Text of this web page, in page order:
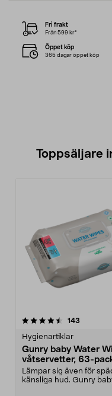
Fri frakt
Från 599 kr*
Öppet köp
365 dagar öppet köp
Toppsäljare
143
Hygienartiklar
Gunry baby Water
våtservetter, 63-
Lämpar sig även för
känsliga hud. Gunry
4.5 av 5 stjärnor